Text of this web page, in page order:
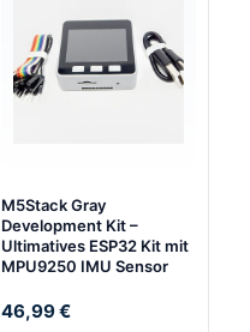
M5Stack Gray
Development Kit –
Ultimatives ESP32 Kit mit
MPU9250 IMU Sensor
46,99€